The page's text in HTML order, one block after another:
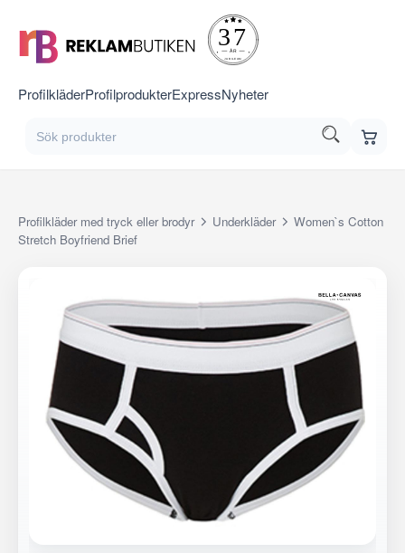
ProfilkläderProfilprodukterExpressNyheter
Profilkläder med tryck eller brodyr Underkläder
Women`s Cotton
Stretch Boyfriend Brief